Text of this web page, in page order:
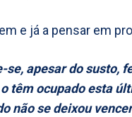
e já a pensar em
se, apesar do susto,
têm ocupado esta
não se deixou